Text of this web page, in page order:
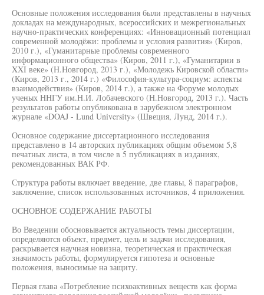
Основные положения исследования были представлены в научных
докладах на международных, всероссийских и межрегиональных
научно-практических конференциях: «Инновационный потенциал
современной молодёжи: проблемы и условия развития» (Киров,
2010 г.), «Гуманитарные проблемы современного
информационного общества» (Киров, 2011 г.), «Гуманитарии в
XXI веке» (Н.Новгород, 2013 г.), «Молодежь Кировской области»
(Киров, 2013 г., 2014 г.) «Философия-культура-социум: аспекты
взаимодействия» (Киров, 2014 г.), а также на Форуме молодых
ученых ННГУ им.Н.И. Лобачевского (Н.Новгород, 2013 г.). Часть
результатов работы опубликована в зарубежном электронном
журнале «DOAJ - Lund University» (Швеция, Лунд, 2014 г.).
Основное содержание диссертационного исследования
представлено в 14 авторских публикациях общим объемом 5,8
печатных листа, в том числе в 5 публикациях в изданиях,
рекомендованных ВАК РФ.
Структура работы включает введение, две главы, 8 параграфов,
заключение, список использованных источников, 4 приложения.
ОСНОВНОЕ СОДЕРЖАНИЕ РАБОТЫ
Во Введении обосновывается актуальность темы диссертации,
определяются объект, предмет, цель и задачи исследования,
раскрывается научная новизна, теоретическая и практическая
значимость работы, формулируется гипотеза и основные
положения, выносимые на защиту.
Первая глава «Потребление психоактивных веществ как форма